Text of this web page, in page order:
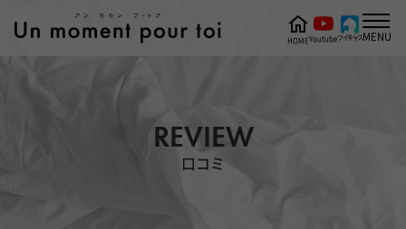
REVIEW
口コミ
HOMEYoutubeツイキャスMENU